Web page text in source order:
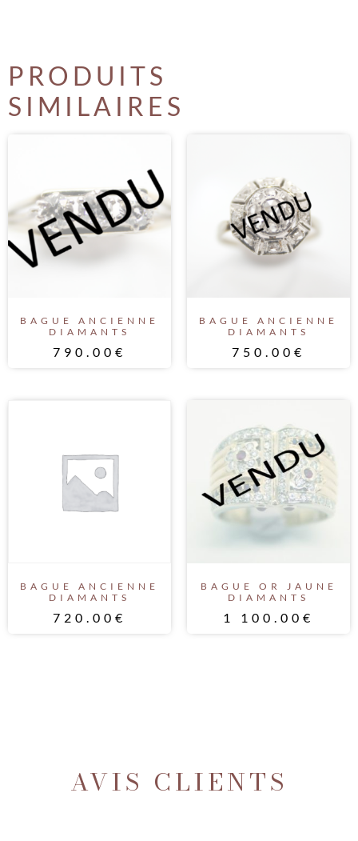
PRODUITS
SIMILAIRES
BAGUE ANCIENNE
DIAMANTS
790.00 €
BAGUE ANCIENNE
DIAMANTS
750.00 €
BAGUE ANCIENNE
DIAMANTS
720.00 €
BAGUE OR JAUNE
DIAMANTS
1 100.00 €
AVIS CLIENTS